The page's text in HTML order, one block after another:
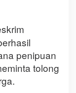
penipuan
tolong